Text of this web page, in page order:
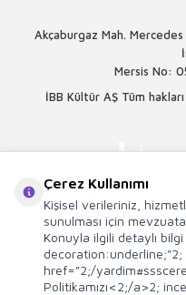
Akçaburgaz Mah.
Mersis No:
İBB Kültür AŞ Tüm
Çerez Kullanımı
Kişisel verileriniz,
sunulması için
Konuyla ilgili detaylı
href="2;/
Politikamızı<2;/a>2;